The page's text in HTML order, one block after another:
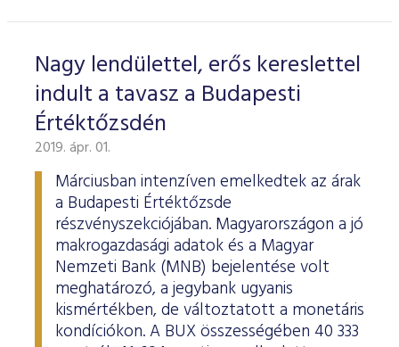
Nagy lendülettel, erős kereslettel
indult a tavasz a Budapesti
Értéktőzsdén
2019. ápr. 01.
Márciusban intenzíven emelkedtek az árak
a Budapesti Értéktőzsde
részvényszekciójában. Magyarországon a jó
makrogazdasági adatok és a Magyar
Nemzeti Bank (MNB) bejelentése volt
meghatározó, a jegybank ugyanis
kismértékben, de változtatott a monetáris
kondíciókon. A BUX összességében 40 333